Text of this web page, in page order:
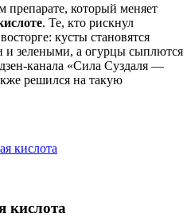
препарате, который меняет
. Те, кто рискнул
кусты становятся
зелеными, а огурцы сыплются
канала «Сила Суздаля —
решился на такую
кислота
кислота